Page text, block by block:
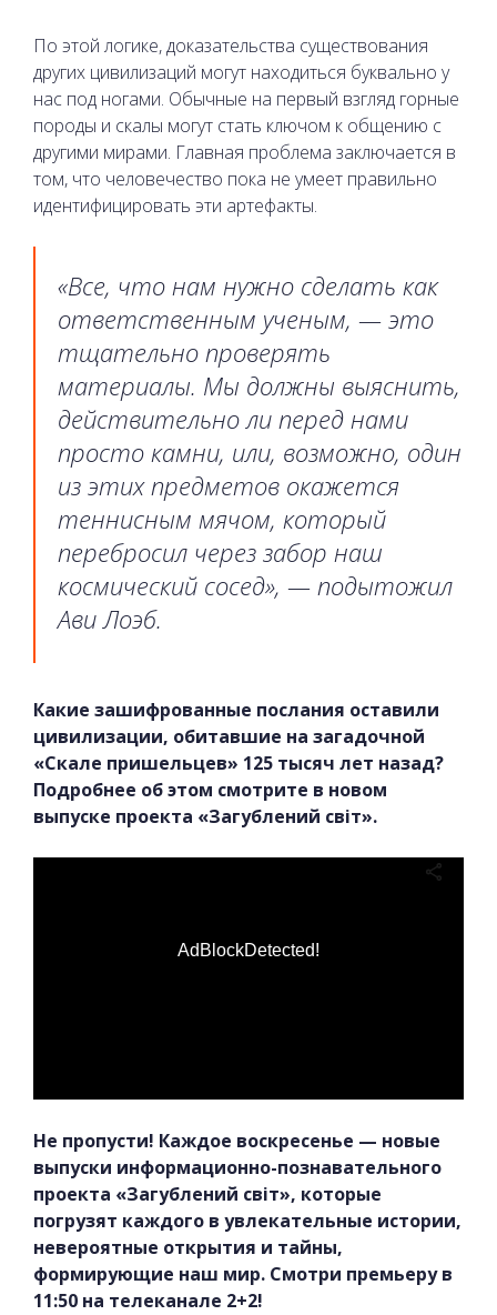
По этой логике, доказательства существования
других цивилизаций могут находиться буквально у
нас под ногами. Обычные на первый взгляд горные
породы и скалы могут стать ключом к общению с
другими мирами. Главная проблема заключается в
том, что человечество пока не умеет правильно
идентифицировать эти артефакты.
«Все, что нам нужно сделать как
ответственным ученым, — это
тщательно проверять
материалы. Мы должны выяснить,
действительно ли перед нами
просто камни, или, возможно, один
из этих предметов окажется
теннисным мячом, который
перебросил через забор наш
космический сосед», — подытожил
Ави Лоэб.
Какие зашифрованные послания оставили
цивилизации, обитавшие на загадочной
«Скале пришельцев» 125 тысяч лет назад?
Подробнее об этом смотрите в новом
выпуске проекта «Загублений світ».
AdBlockDetected!
Не пропусти! Каждое воскресенье — новые
выпуски информационно-познавательного
проекта «Загублений світ», которые
погрузят каждого в увлекательные истории,
невероятные открытия и тайны,
формирующие наш мир. Смотри премьеру в
11:50 на телеканале 2+2!